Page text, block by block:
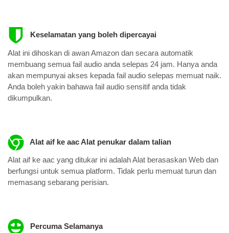
Keselamatan yang boleh dipercayai
Alat ini dihoskan di awan Amazon dan secara automatik
membuang semua fail audio anda selepas 24 jam. Hanya anda
akan mempunyai akses kepada fail audio selepas memuat naik.
Anda boleh yakin bahawa fail audio sensitif anda tidak
dikumpulkan.
Alat aif ke aac Alat penukar dalam talian
Alat aif ke aac yang ditukar ini adalah Alat berasaskan Web dan
berfungsi untuk semua platform. Tidak perlu memuat turun dan
memasang sebarang perisian.
Percuma Selamanya